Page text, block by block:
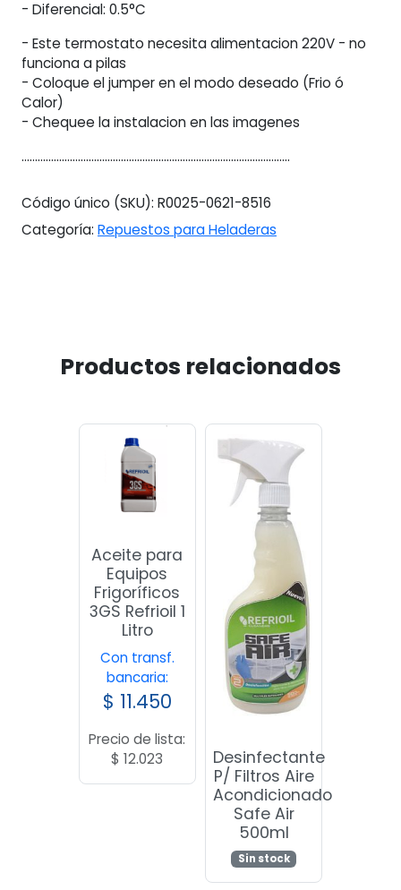
- Diferencial: 0.5°C
- Este termostato necesita alimentacion 220V - no
funciona a pilas
- Coloque el jumper en el modo deseado (Frio ó
Calor)
- Chequee la instalacion en las imagenes
....................................................................................................
Código único (SKU): R0025-0621-8516
Categoría: Repuestos para Heladeras
Productos relacionados
Aceite para
Equipos
Frigoríficos
3GS Refrioil 1
Litro
Con transf.
bancaria:
$ 11.450
Precio de lista:
$ 12.023
Desinfectante
P/ Filtros Aire
Acondicionado
Safe Air
500ml
Sin stock